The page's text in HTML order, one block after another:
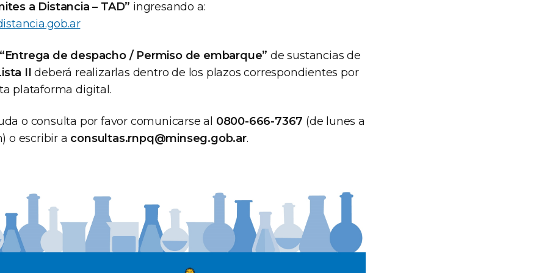
a Distancia – TAD” ingresando a:
de despacho / Permiso de embarque” de sustancias de
II deberá realizarlas dentro de los plazos correspondientes por
plataforma digital.
o consulta por favor comunicarse al 0800-666-7367 (de lunes a
o escribir a consultas.rnpq@minseg.gob.ar.